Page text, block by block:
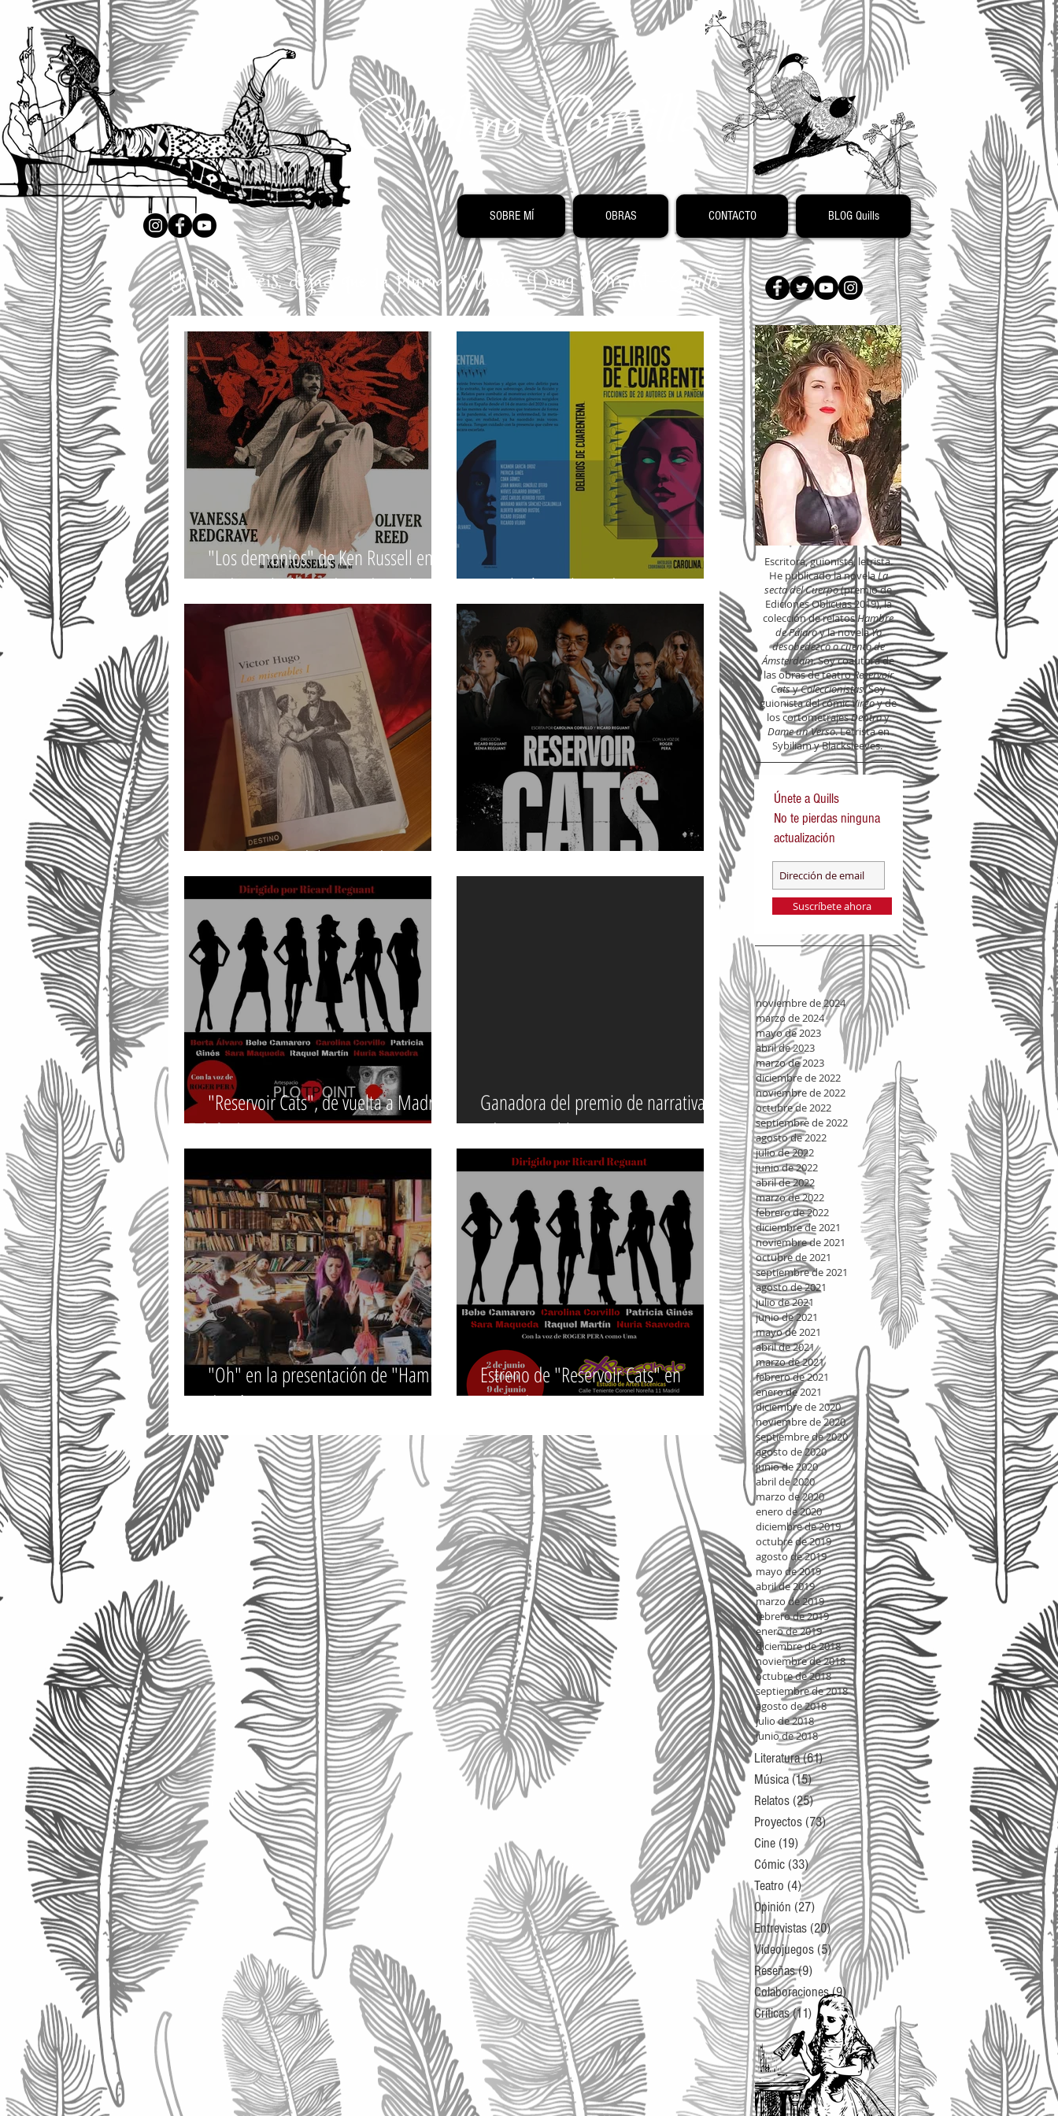
Carolina Corvillo
SOBRE MÍ OBRAS CONTACTO BLOG Quills
"No la forcéis, dejad que la pluma os lleve" Doug Wright - Quills
"Los demonios" de Ken Russell en el
podcast El Sótano de Radio Belgrado
Antología "Delirios de Cuarentena"
Homenaje a adolescente de 16 años "Reservoir Cats" en Barcelona
"Reservoir Cats", de vuelta a Madrid
en enero.
Ganadora del premio de narrativa de
Ediciones Oblicuas 2019
"Oh" en la presentación de "Hambre
de Pájaro"
Estreno de "Reservoir Cats" en
Madrid.
Escritora, guionista, letrista.
He publicado la novelaLa
secta del Cuerpo(premio de
Ediciones Oblicuas 2019), la
colección de relatosHambre
de Pájaroy la novelaYo
desobedezco o cuento de
Ámsterdam. Soy coautora de
las obras de teatroReservoir
CatsyColeccionistas. Soy
guionista del cómicVirgoy de
los cortometrajesDentroy
Dame un Verso. Letrista en
Sybiliam y Blacksleeves.
Únete a Quills
No te pierdas ninguna
actualización
Suscríbete ahora
noviembre de 2024
marzo de 2024
mayo de 2023
abril de 2023
marzo de 2023
diciembre de 2022
noviembre de 2022
octubre de 2022
septiembre de 2022
agosto de 2022
julio de 2022
junio de 2022
abril de 2022
marzo de 2022
febrero de 2022
diciembre de 2021
noviembre de 2021
octubre de 2021
septiembre de 2021
agosto de 2021
julio de 2021
junio de 2021
mayo de 2021
abril de 2021
marzo de 2021
febrero de 2021
enero de 2021
diciembre de 2020
noviembre de 2020
septiembre de 2020
agosto de 2020
junio de 2020
abril de 2020
marzo de 2020
enero de 2020
diciembre de 2019
octubre de 2019
agosto de 2019
mayo de 2019
abril de 2019
marzo de 2019
febrero de 2019
enero de 2019
diciembre de 2018
noviembre de 2018
octubre de 2018
septiembre de 2018
agosto de 2018
julio de 2018
junio de 2018
Literatura(61)61 entradas
Música (15)15 entradas
Relatos (25)25 entradas
Proyectos (73)73 entradas
Cine (19) 19 entradas
Cómic (33)33 entradas
Teatro (4)4 entradas
Opinión (27) 27 entradas
Entrevistas (20)20 entradas
Videojuegos (5)5 entradas
Reseñas(9) 9 entradas
Colaboraciones(9)9 entradas
Críticas(11) 11 entradas